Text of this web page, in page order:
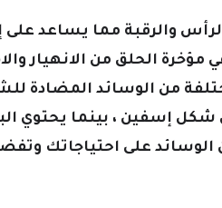
والرقبة مما يساعد على
الحلق من الانهيار
من الوسائد المضادة
شكل إسفين ، بينما يحتوي
على احتياجاتك